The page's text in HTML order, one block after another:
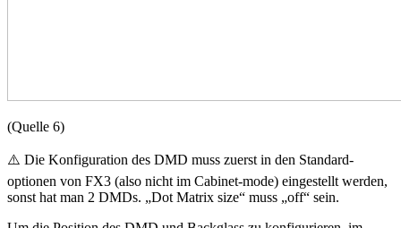
(Quelle 6)
⚠️ Die Konfiguration des DMD muss zuerst in den Standard-
optionen von FX3 (also nicht im Cabinet-mode) eingestellt werden,
sonst hat man 2 DMDs. „Dot Matrix size“ muss „off“ sein.